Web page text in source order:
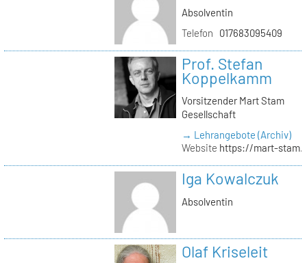
Absolventin
Telefon
017683095409
Prof. Stefan
Koppelkamm
Vorsitzender Mart Stam
Gesellschaft
→ Lehrangebote (Archiv)
Website https://mart-
Iga Kowalczuk
Absolventin
Olaf Kriseleit